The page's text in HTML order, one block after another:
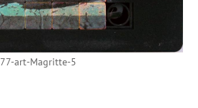
77-art-Magritte-5